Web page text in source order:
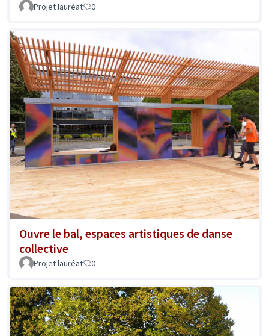
Projet lauréat 0
Ouvre le bal, espaces artistiques de danse
collective
Projet lauréat 0